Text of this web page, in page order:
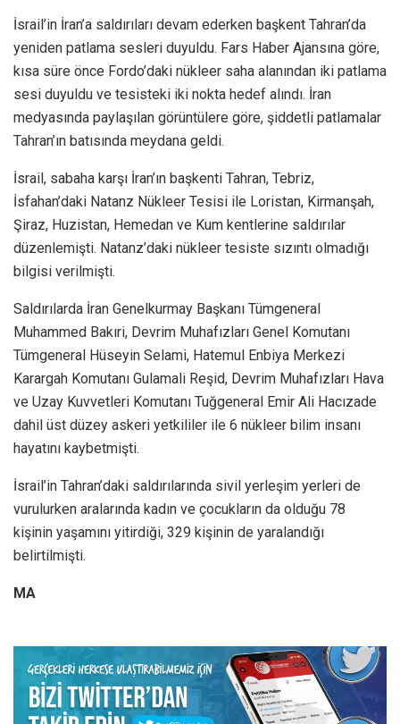
İsrail’in İran’a saldırıları devam ederken başkent Tahran’da
yeniden patlama sesleri duyuldu. Fars Haber Ajansına göre,
kısa süre önce Fordo’daki nükleer saha alanından iki patlama
sesi duyuldu ve tesisteki iki nokta hedef alındı. İran
medyasında paylaşılan görüntülere göre, şiddetli patlamalar
Tahran’ın batısında meydana geldi.
İsrail, sabaha karşı İran’ın başkenti Tahran, Tebriz,
İsfahan’daki Natanz Nükleer Tesisi ile Loristan, Kirmanşah,
Şiraz, Huzistan, Hemedan ve Kum kentlerine saldırılar
düzenlemişti. Natanz’daki nükleer tesiste sızıntı olmadığı
bilgisi verilmişti.
Saldırılarda İran Genelkurmay Başkanı Tümgeneral
Muhammed Bakıri, Devrim Muhafızları Genel Komutanı
Tümgeneral Hüseyin Selami, Hatemul Enbiya Merkezi
Karargah Komutanı Gulamali Reşid, Devrim Muhafızları Hava
ve Uzay Kuvvetleri Komutanı Tuğgeneral Emir Ali Hacızade
dahil üst düzey askeri yetkililer ile 6 nükleer bilim insanı
hayatını kaybetmişti.
İsrail’in Tahran’daki saldırılarında sivil yerleşim yerleri de
vurulurken aralarında kadın ve çocukların da olduğu 78
kişinin yaşamını yitirdiği, 329 kişinin de yaralandığı
belirtilmişti.
MA